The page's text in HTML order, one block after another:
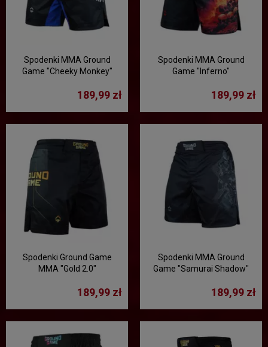
Spodenki MMA Ground
Game "Cheeky Monkey"
189,99 zł
Spodenki MMA Ground
Game "Inferno"
189,99 zł
Spodenki Ground Game
MMA "Gold 2.0"
189,99 zł
Spodenki MMA Ground
Game "Samurai Shadow"
189,99 zł